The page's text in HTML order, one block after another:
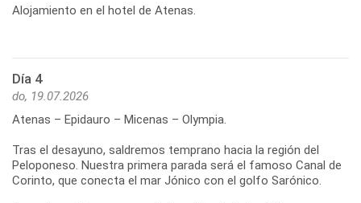
Alojamiento en el hotel de Atenas.
Día 4
do, 19.07.2026
Atenas – Epidauro – Micenas – Olympia.
Tras el desayuno, saldremos temprano hacia la región del
Peloponeso. Nuestra primera parada será el famoso Canal de
Corinto, que conecta el mar Jónico con el golfo Sarónico.